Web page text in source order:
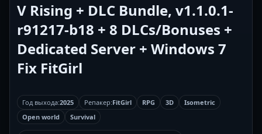
V Rising + DLC Bundle, v1.1.0.1-
r91217-b18 + 8 DLCs/Bonuses +
Dedicated Server + Windows 7
Fix FitGirl
Год выхода:2025 Репакер:FitGirl RPG 3D
Isometric
Open world
Survival